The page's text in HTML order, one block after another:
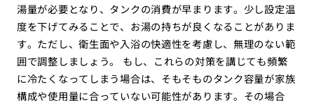
湯量が必要となり、タンクの消費が早まります。少し設定温
度を下げてみることで、お湯の持ちが良くなることがありま
す。ただし、衛生面や入浴の快適性を考慮し、無理のない範
囲で調整しましょう。 もし、これらの対策を講じても頻繁
に冷たくなってしまう場合は、そもそものタンク容量が家族
構成や使用量に合っていない可能性があります。その場合